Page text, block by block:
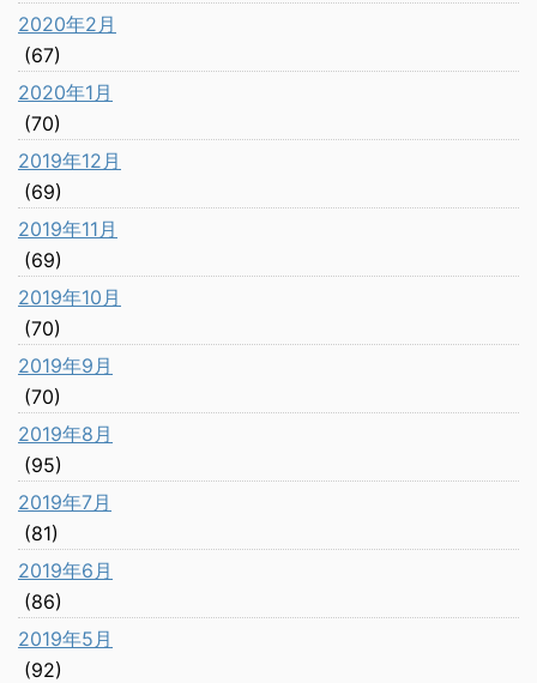
2020年2月
(67)
2020年1月
(70)
2019年12月
(69)
2019年11月
(69)
2019年10月
(70)
2019年9月
(70)
2019年8月
(95)
2019年7月
(81)
2019年6月
(86)
2019年5月
(92)